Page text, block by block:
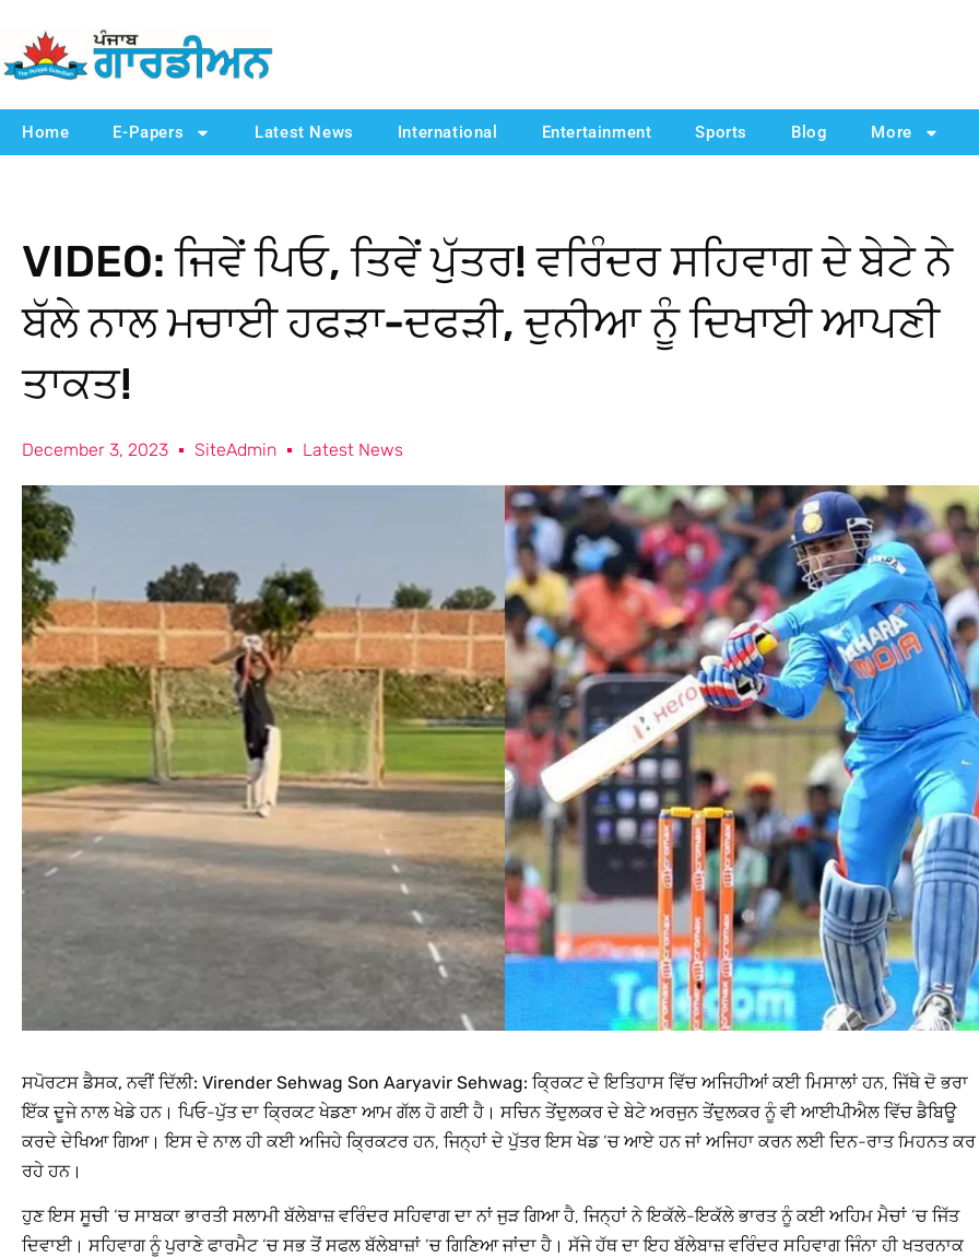
Home E-Papers Latest News International Entertainment Sports Blog More
VIDEO: ਜਿਵੇਂ ਪਿਓ, ਤਿਵੇਂ ਪੁੱਤਰ! ਵਰਿੰਦਰ ਸਹਿਵਾਗ ਦੇ ਬੇਟੇ ਨੇ
ਬੱਲੇ ਨਾਲ ਮਚਾਈ ਹਫੜਾ-ਦਫੜੀ, ਦੁਨੀਆ ਨੂੰ ਦਿਖਾਈ ਆਪਣੀ
ਤਾਕਤ!
December 3, 2023 SiteAdmin Latest News
ਸਪੋਰਟਸ ਡੈਸਕ, ਨਵੀਂ ਦਿੱਲੀ: Virender Sehwag Son Aaryavir Sehwag: ਕ੍ਰਿਕਟ ਦੇ ਇਤਿਹਾਸ ਵਿੱਚ ਅਜਿਹੀਆਂ ਕਈ ਮਿਸਾਲਾਂ ਹਨ, ਜਿੱਥੇ ਦੋ ਭਰਾ
ਇੱਕ ਦੂਜੇ ਨਾਲ ਖੇਡੇ ਹਨ। ਪਿਓ-ਪੁੱਤ ਦਾ ਕ੍ਰਿਕਟ ਖੇਡਣਾ ਆਮ ਗੱਲ ਹੋ ਗਈ ਹੈ। ਸਚਿਨ ਤੇਂਦੁਲਕਰ ਦੇ ਬੇਟੇ ਅਰਜੁਨ ਤੇਂਦੁਲਕਰ ਨੂੰ ਵੀ ਆਈਪੀਐਲ ਵਿੱਚ ਡੈਬਿਊ
ਕਰਦੇ ਦੇਖਿਆ ਗਿਆ। ਇਸ ਦੇ ਨਾਲ ਹੀ ਕਈ ਅਜਿਹੇ ਕ੍ਰਿਕਟਰ ਹਨ, ਜਿਨ੍ਹਾਂ ਦੇ ਪੁੱਤਰ ਇਸ ਖੇਡ ‘ਚ ਆਏ ਹਨ ਜਾਂ ਅਜਿਹਾ ਕਰਨ ਲਈ ਦਿਨ-ਰਾਤ ਮਿਹਨਤ ਕਰ
ਰਹੇ ਹਨ।
ਹੁਣ ਇਸ ਸੂਚੀ ‘ਚ ਸਾਬਕਾ ਭਾਰਤੀ ਸਲਾਮੀ ਬੱਲੇਬਾਜ਼ ਵਰਿੰਦਰ ਸਹਿਵਾਗ ਦਾ ਨਾਂ ਜੁੜ ਗਿਆ ਹੈ, ਜਿਨ੍ਹਾਂ ਨੇ ਇਕੱਲੇ-ਇਕੱਲੇ ਭਾਰਤ ਨੂੰ ਕਈ ਅਹਿਮ ਮੈਚਾਂ ‘ਚ ਜਿੱਤ
ਦਿਵਾਈ। ਸਹਿਵਾਗ ਨੂੰ ਪੁਰਾਣੇ ਫਾਰਮੈਟ ‘ਚ ਸਭ ਤੋਂ ਸਫਲ ਬੱਲੇਬਾਜ਼ਾਂ ‘ਚ ਗਿਣਿਆ ਜਾਂਦਾ ਹੈ। ਸੱਜੇ ਹੱਥ ਦਾ ਇਹ ਬੱਲੇਬਾਜ਼ ਵਰਿੰਦਰ ਸਹਿਵਾਗ ਜਿੰਨਾ ਹੀ ਖਤਰਨਾਕ